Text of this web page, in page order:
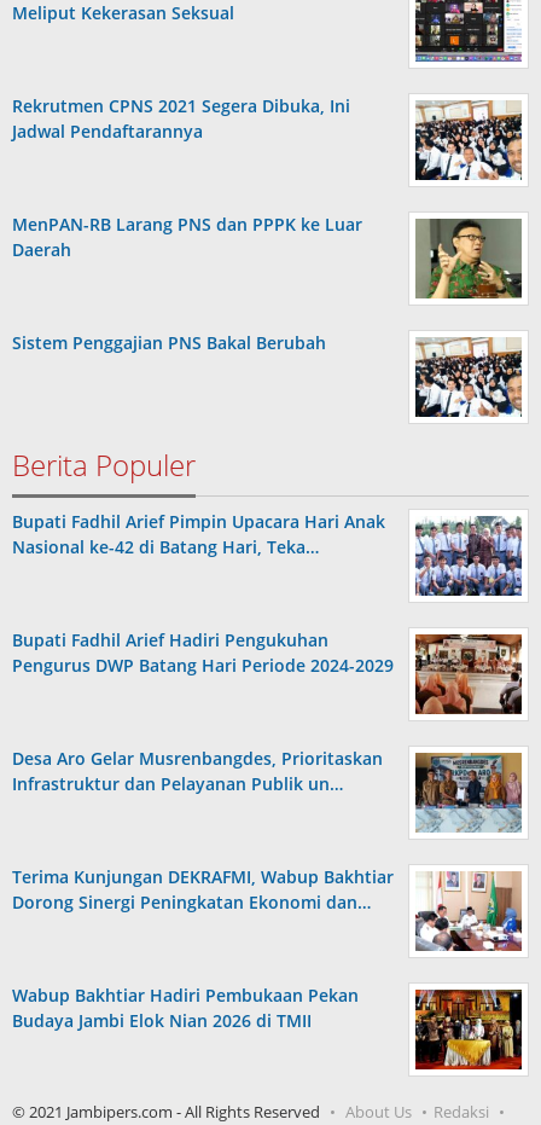
Meliput Kekerasan Seksual
Rekrutmen CPNS 2021 Segera Dibuka, Ini
Jadwal Pendaftarannya
MenPAN-RB Larang PNS dan PPPK ke Luar
Daerah
Sistem Penggajian PNS Bakal Berubah
Berita Populer
Bupati Fadhil Arief Pimpin Upacara Hari Anak
Nasional ke-42 di Batang Hari, Teka…
Bupati Fadhil Arief Hadiri Pengukuhan
Pengurus DWP Batang Hari Periode 2024-2029
Desa Aro Gelar Musrenbangdes, Prioritaskan
Infrastruktur dan Pelayanan Publik un…
Terima Kunjungan DEKRAFMI, Wabup Bakhtiar
Dorong Sinergi Peningkatan Ekonomi dan…
Wabup Bakhtiar Hadiri Pembukaan Pekan
Budaya Jambi Elok Nian 2026 di TMII
© 2021 Jambipers.com - All Rights Reserved About Us
Redaksi